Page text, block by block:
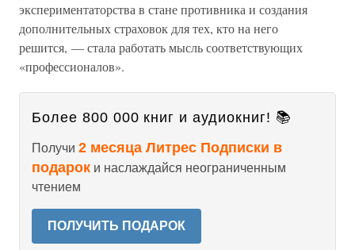
экспериментаторства в стане противника и создания
дополнительных страховок для тех, кто на него
решится, — стала работать мысль соответствующих
«профессионалов».
Более 800 000 книг и аудиокниг! 📚
Получи 2 месяца Литрес Подписки в
подарок и наслаждайся неограниченным
чтением
ПОЛУЧИТЬ ПОДАРОК